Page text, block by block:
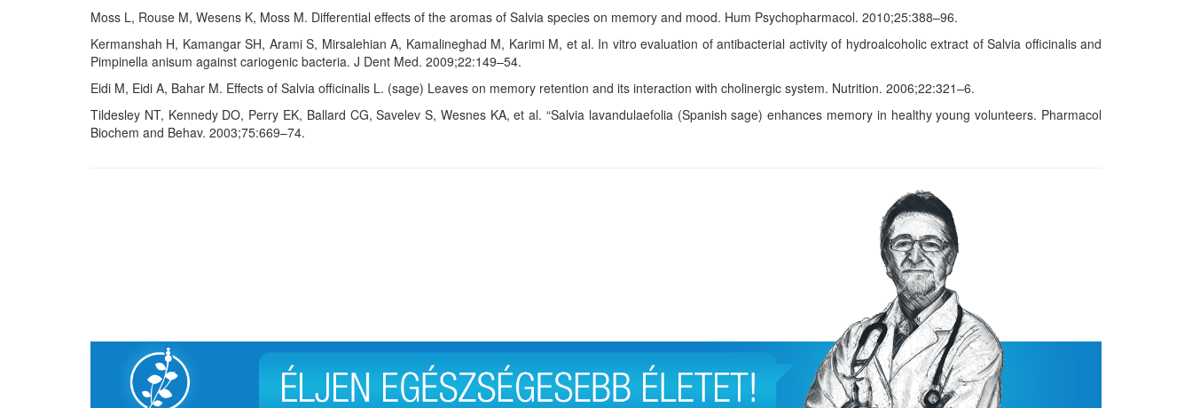
Moss L, Rouse M, Wesens K, Moss M. Differential effects of the aromas of Salvia species on memory and mood. Hum Psychopharmacol. 2010;25:388–96.
Kermanshah H, Kamangar SH, Arami S, Mirsalehian A, Kamalineghad M, Karimi M, et al. In vitro evaluation of antibacterial activity of hydroalcoholic extract of Salvia officinalis and
Pimpinella anisum against cariogenic bacteria. J Dent Med. 2009;22:149–54.
Eidi M, Eidi A, Bahar M. Effects of Salvia officinalis L. (sage) Leaves on memory retention and its interaction with cholinergic system. Nutrition. 2006;22:321–6.
Tildesley NT, Kennedy DO, Perry EK, Ballard CG, Savelev S, Wesnes KA, et al. “Salvia lavandulaefolia (Spanish sage) enhances memory in healthy young volunteers. Pharmacol
Biochem and Behav. 2003;75:669–74.